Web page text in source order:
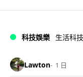
科技娛樂 生活科技
Lawton 1 日